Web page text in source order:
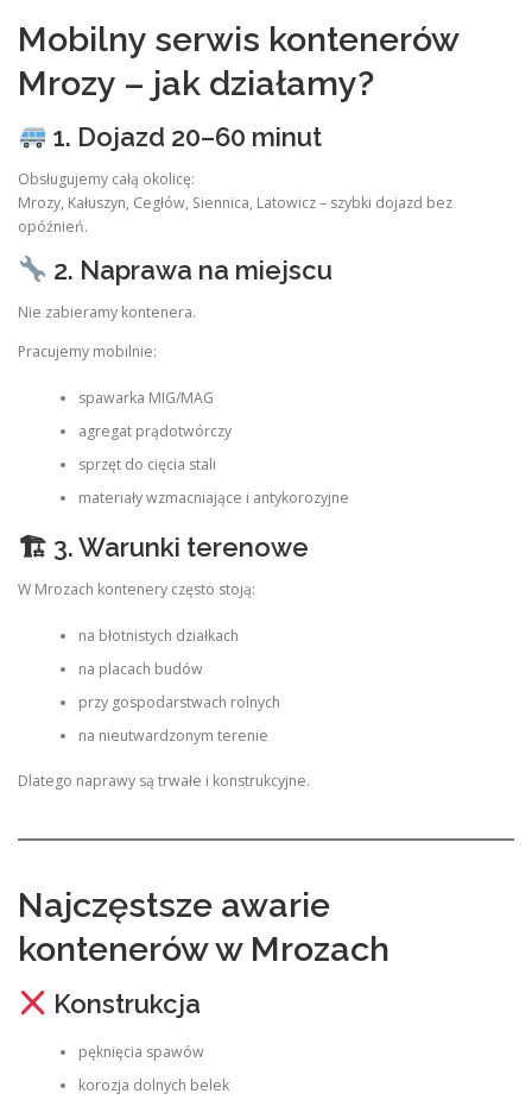
Mobilny serwis kontenerów
Mrozy – jak działamy?
1. Dojazd 20–60 minut
Obsługujemy całą okolicę:
Mrozy, Kałuszyn, Cegłów, Siennica, Latowicz – szybki dojazd bez
opóźnień.
2. Naprawa na miejscu
Nie zabieramy kontenera.
Pracujemy mobilnie:
spawarka MIG/MAG
agregat prądotwórczy
sprzęt do cięcia stali
materiały wzmacniające i antykorozyjne
🏗 3. Warunki terenowe
W Mrozach kontenery często stoją:
na błotnistych działkach
na placach budów
przy gospodarstwach rolnych
na nieutwardzonym terenie
Dlatego naprawy są trwałe i konstrukcyjne.
Najczęstsze awarie
kontenerów w Mrozach
Konstrukcja
pęknięcia spawów
korozja dolnych belek